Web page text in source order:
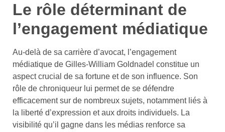
Le rôle déterminant de
l’engagement médiatique
Au-delà de sa carrière d’avocat, l’engagement
médiatique de Gilles-William Goldnadel constitue un
aspect crucial de sa fortune et de son influence. Son
rôle de chroniqueur lui permet de se défendre
efficacement sur de nombreux sujets, notamment liés à
la liberté d’expression et aux droits individuels. La
visibilité qu’il gagne dans les médias renforce sa